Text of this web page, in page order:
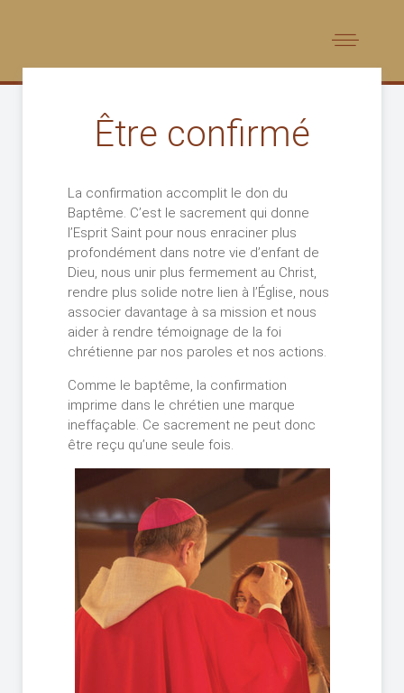
Être confirmé
La confirmation accomplit le don du
Baptême. C’est le sacrement qui donne
l’Esprit Saint pour nous enraciner plus
profondément dans notre vie d’enfant de
Dieu, nous unir plus fermement au Christ,
rendre plus solide notre lien à l’Église, nous
associer davantage à sa mission et nous
aider à rendre témoignage de la foi
chrétienne par nos paroles et nos actions.
Comme le baptême, la confirmation
imprime dans le chrétien une marque
ineffaçable. Ce sacrement ne peut donc
être reçu qu’une seule fois.